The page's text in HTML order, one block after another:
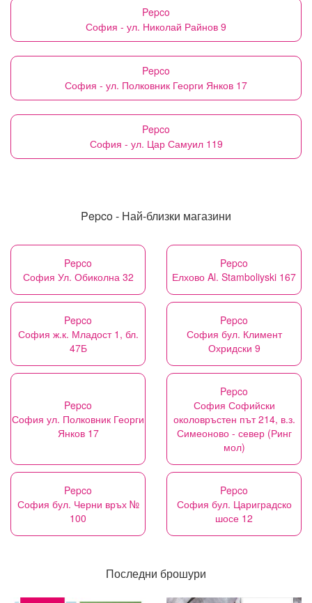
Pepco
София - ул. Николай Райнов 9
Pepco
София - ул. Полковник Георги Янков 17
Pepco
София - ул. Цар Самуил 119
Pepco - Най-близки магазини
Pepco
София Ул. Обиколна 32
Pepco
Елхово Al. Stamboliyski 167
Pepco
София ж.к. Младост 1, бл.
47Б
Pepco
София бул. Климент
Охридски 9
Pepco
София ул. Полковник Георги
Янков 17
Pepco
София Софийски
околовръстен път 214, в.з.
Симеоново - север (Ринг
мол)
Pepco
София бул. Черни връх №
100
Pepco
София бул. Цариградско
шосе 12
Последни брошури